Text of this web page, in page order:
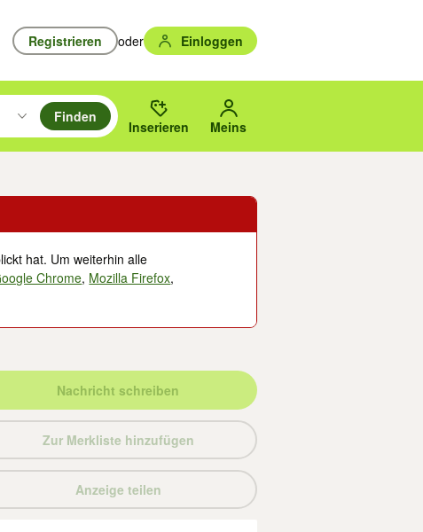
Registrieren oder Einloggen
durchsuchen und mit Eingabetaste auswählen.
um zu suchen, oder Vorschläge mit den Pfeiltasten nach oben/
des gewählten Orts oder PLZ.
Finden
Inserieren Meins
hat. Um weiterhin alle
Chrome, Mozilla Firefox,
Nachricht schreiben
Zur Merkliste hinzufügen
Anzeige teilen